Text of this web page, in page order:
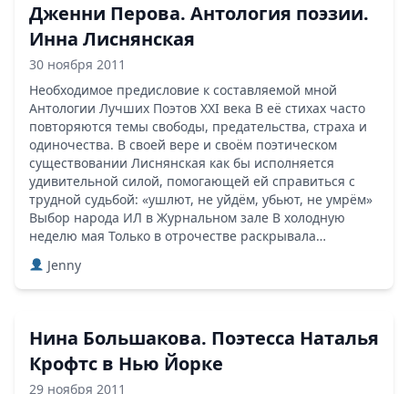
Дженни Перова. Антология поэзии.
Инна Лиснянская
30 ноября 2011
Необходимое предисловие к составляемой мной
Антологии Лучших Поэтов XXI века В её стихах часто
повторяются темы свободы, предательства, страха и
одиночества. В своей вере и своём поэтическом
существовании Лиснянская как бы исполняется
удивительной силой, помогаю­щей ей справиться с
трудной судьбой: «уш­лют, не уйдём, убьют, не умрём»
Выбор народа ИЛ в Журнальном зале В холодную
неделю мая Только в отрочестве раскрывала…
Jenny
Нина Большакова. Поэтесса Наталья
Крофтс в Нью Йорке
29 ноября 2011